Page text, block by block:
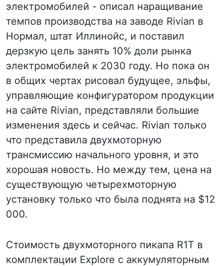
электромобилей - описал наращивание
темпов производства на заводе Rivian в
Нормал, штат Иллинойс, и поставил
дерзкую цель занять 10% доли рынка
электромобилей к 2030 году. Но пока он
в общих чертах рисовал будущее, эльфы,
управляющие конфигуратором продукции
на сайте Rivian, представляли большие
изменения здесь и сейчас. Rivian только
что представила двухмоторную
трансмиссию начального уровня, и это
хорошая новость. Но между тем, цена на
существующую четырехмоторную
установку только что была поднята на $12
000.
Стоимость двухмоторного пикапа R1T в
комплектации Explore с аккумуляторным